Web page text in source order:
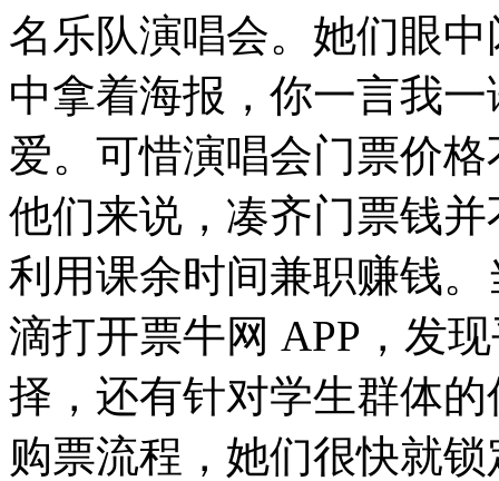
名乐队演唱会。她们眼
中拿着海报，你一言我
爱。可惜演唱会门票价
他们来说，凑齐门票钱
利用课余时间兼职赚钱
滴打开票牛网 APP，发
择，还有针对学生群体
购票流程，她们很快就